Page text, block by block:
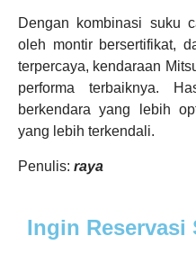
Dengan kombinasi suku
oleh montir bersertifikat,
terpercaya, kendaraan
performa terbaiknya.
berkendara yang lebih
yang lebih terkendali.
Penulis: raya
Ingin Reservasi